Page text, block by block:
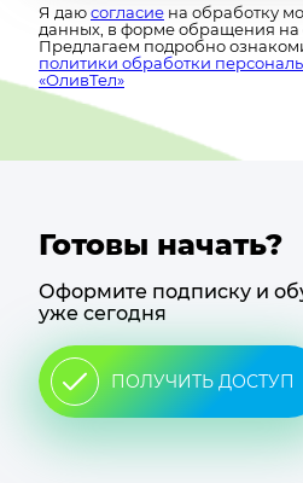
Я даюсогласие на обработку
данных, в форме обращения на
Предлагаем подробно
политики обработки
«ОливТел»
Готовы начать?
Оформите подписку и
уже сегодня
ПОЛУЧИТЬ ДОСТУП